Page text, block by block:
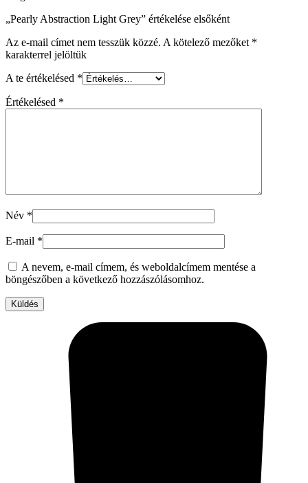
„Pearly Abstraction Light Grey” értékelése elsőként
Az e-mail címet nem tesszük közzé. A kötelező mezőket *
karakterrel jelöltük
A te értékelésed *
Értékelésed *
Név *
E-mail *
A nevem, e-mail címem, és weboldalcímem mentése a
böngészőben a következő hozzászólásomhoz.